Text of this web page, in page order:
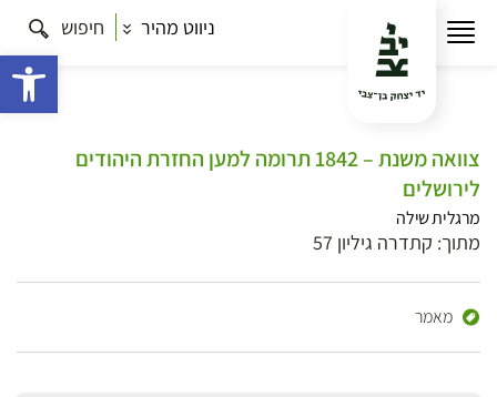
ניווט מהיר חיפוש
צוואה משנת – 1842 תרומה למען החזרת היהודים
לירושלים
מרגלית שילה
מתוך: קתדרה גיליון 57
מאמר